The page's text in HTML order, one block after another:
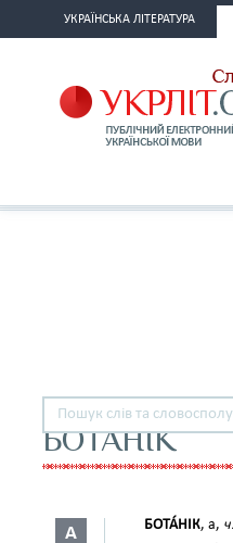
УКРАЇНСЬКА ЛІТЕРАТУРА
БОТАНІК
А БОТА́НІК, а, ч.